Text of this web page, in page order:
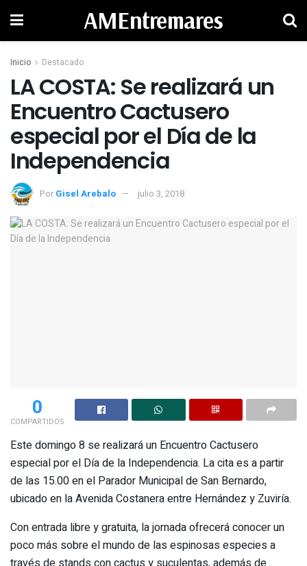
AMEntremares
Inicio Destacado
LA COSTA: Se realizará un
Encuentro Cactusero
especial por el Día de la
Independencia
Por Gisel Arebalo julio 3, 2018
0
COMPARTIDOS
Este domingo 8 se realizará un Encuentro Cactusero
especial por el Día de la Independencia. La cita es a partir
de las 15.00 en el Parador Municipal de San Bernardo,
ubicado en la Avenida Costanera entre Hernández y Zuviría.
Con entrada libre y gratuita, la jornada ofrecerá conocer un
poco más sobre el mundo de las espinosas especies a